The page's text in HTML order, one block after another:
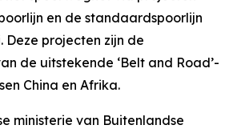
en de standaardspoorlijn
Deze projecten zijn de
de uitstekende ‘Belt and Road’-
China en Afrika.
ministerie van Buitenlandse